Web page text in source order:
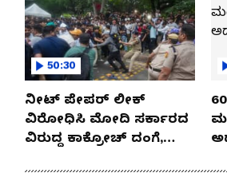
50:30
ನೀಟ್ ಪೇಪರ್ ಲೀಕ್
ವಿರೋಧಿಸಿ ಮೋದಿ ಸರ್ಕಾರದ
ವಿರುದ್ದ ಕಾಕ್ರೋಚ್ ದಂಗೆ,
60:40